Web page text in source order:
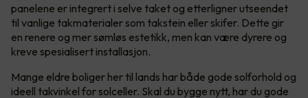
panelene er integrert i selve taket og etterligner utseendet
til vanlige takmaterialer som takstein eller skifer. Dette gir
en renere og mer sømløs estetikk, men kan være dyrere og
kreve spesialisert installasjon.
Mange eldre boliger her til lands har både gode solforhold og
ideell takvinkel for solceller. Skal du bygge nytt, har du gode